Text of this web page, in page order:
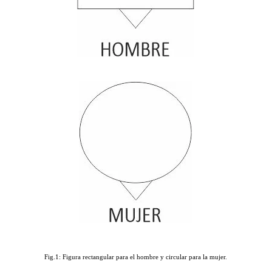
Fig.1: Figura rectangular para el hombre y circular para la mujer.